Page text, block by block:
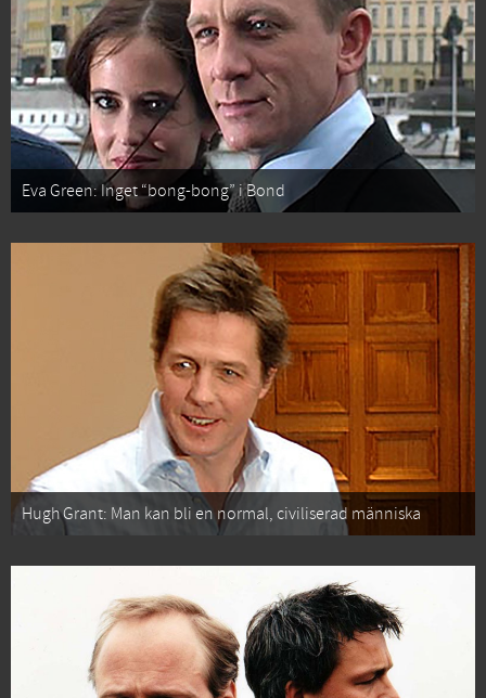
Eva Green: Inget “bong-bong” i Bond
Hugh Grant: Man kan bli en normal, civiliserad människa